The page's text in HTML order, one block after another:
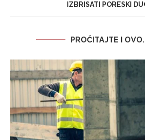
IZBRISATI PORESKI
PROČITAJTE I